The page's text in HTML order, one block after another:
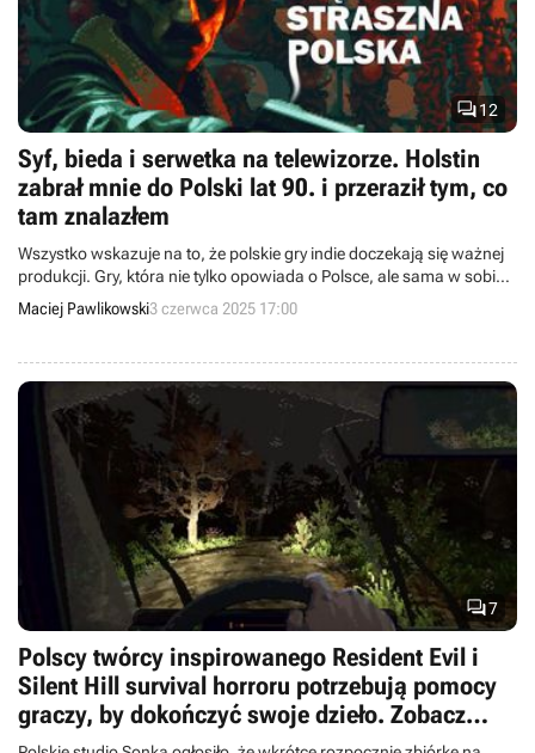
12
Syf, bieda i serwetka na telewizorze. Holstin
zabrał mnie do Polski lat 90. i przeraził tym, co
tam znalazłem
Wszystko wskazuje na to, że polskie gry indie doczekają się ważnej
produkcji. Gry, która nie tylko opowiada o Polsce, ale sama w sobie
jest po prostu dobrze zaprojektowanym survival horrorem z
naprawdę niezłą walką i świetnym dubbingiem.
Maciej Pawlikowski3 czerwca 2025 17:00
7
Polscy twórcy inspirowanego Resident Evil i
Silent Hill survival horroru potrzebują pomocy
graczy, by dokończyć swoje dzieło. Zobacz
klimatyczny zwiastun Holstin